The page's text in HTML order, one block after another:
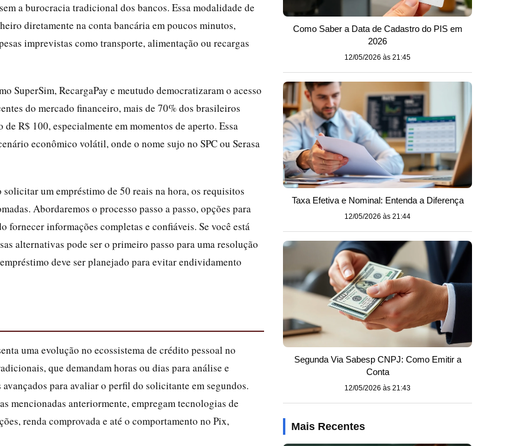
a burocracia tradicional dos bancos. Essa modalidade de
diretamente na conta bancária em poucos minutos,
imprevistas como transporte, alimentação ou recargas
SuperSim, RecargaPay e meutudo democratizaram o acesso
do mercado financeiro, mais de 70% dos brasileiros
R$ 100, especialmente em momentos de aperto. Essa
econômico volátil, onde o nome sujo no SPC ou Serasa
um empréstimo de 50 reais na hora, os requisitos
Abordaremos o processo passo a passo, opções para
fornecer informações completas e confiáveis. Se você está
alternativas pode ser o primeiro passo para uma resolução
deve ser planejado para evitar endividamento
uma evolução no ecossistema de crédito pessoal no
que demandam horas ou dias para análise e
para avaliar o perfil do solicitante em segundos.
mencionadas anteriormente, empregam tecnologias de
renda comprovada e até o comportamento no Pix,
Como Saber a Data de Cadastro do PIS em
2026
12/05/2026 às 21:45
Taxa Efetiva e Nominal: Entenda a Diferença
12/05/2026 às 21:44
Segunda Via Sabesp CNPJ: Como Emitir a
Conta
12/05/2026 às 21:43
Mais Recentes